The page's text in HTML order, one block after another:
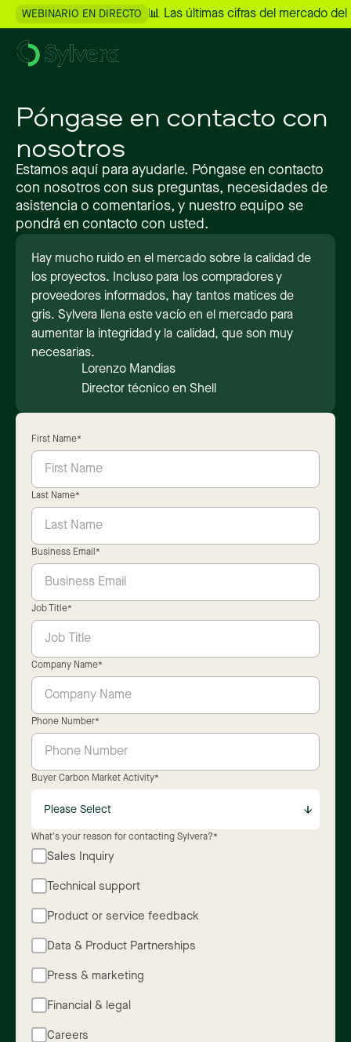
WEBINARIO EN DIRECTO 📊 Las últimas cifras del mercado
Póngase en contacto con
nosotros
Estamos aquí para ayudarle. Póngase en contacto
con nosotros con sus preguntas, necesidades de
asistencia o comentarios, y nuestro equipo se
pondrá en contacto con usted.
Hay mucho ruido en el mercado sobre la calidad de
los proyectos. Incluso para los compradores y
proveedores informados, hay tantos matices de
gris. Sylvera llena este vacío en el mercado para
aumentar la integridad y la calidad, que son muy
necesarias.
Lorenzo Mandias
Director técnico en Shell
First Name*
Last Name*
Business Email *
Job Title*
Company Name*
Phone Number*
Buyer Carbon Market Activity*
What's your reason for contacting Sylvera?*
Sales Inquiry
Technical support
Product or service feedback
Data & Product Partnerships
Press & marketing
Financial & legal
Careers